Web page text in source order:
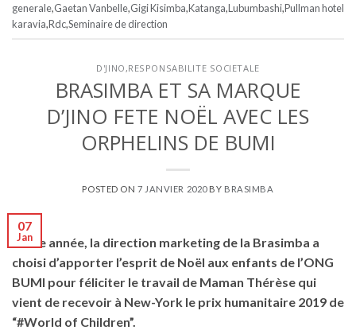
generale,Gaetan Vanbelle,Gigi Kisimba,Katanga,Lubumbashi,Pullman hotel
karavia,Rdc,Seminaire de direction
D'JINO,RESPONSABILITE SOCIETALE
BRASIMBA ET SA MARQUE
D’JINO FETE NOËL AVEC LES
ORPHELINS DE BUMI
POSTED ON7 JANVIER 2020 BY BRASIMBA
07
Jan
Cette année, la direction marketing de la Brasimba a
choisi d’apporter l’esprit de Noël aux enfants de l’ONG
BUMI pour féliciter le travail de Maman Thérèse qui
vient de recevoir à New-York le prix humanitaire 2019 de
“#World of Children”.